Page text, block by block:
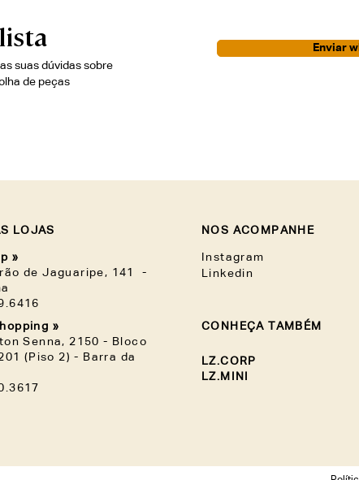
suas dúvidas sobre
de peças
Enviar
LOJAS
»
de Jaguaripe, 141 -
»
Senna, 2150 - Bloco
(Piso 2) - Barra da
NOS ACOMPANHE
Instagram
Linkedin
CONHEÇA TAMBÉM
LZ.CORP
LZ.MINI